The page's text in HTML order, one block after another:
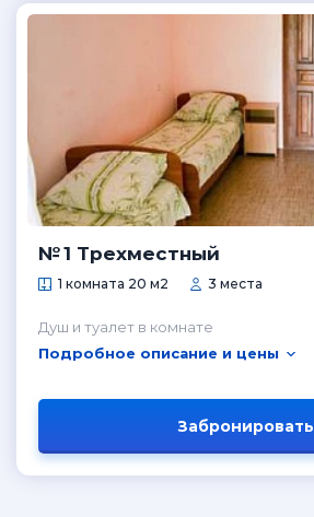
№ 1 Трехместный
1 комната 20 м2 3 места
Душ и туалет в комнате
Подробное описание и цены
Забронировать